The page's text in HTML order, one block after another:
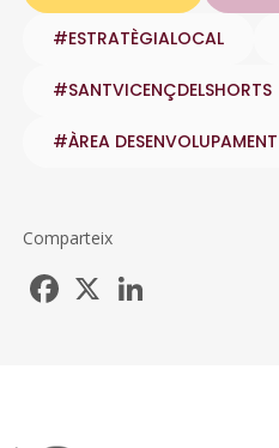
#ESTRATÈGIALOCAL
#SANTVICENÇDELSHORTS
#ÀREA DESENVOLUPAMENT
Comparteix
Facebook